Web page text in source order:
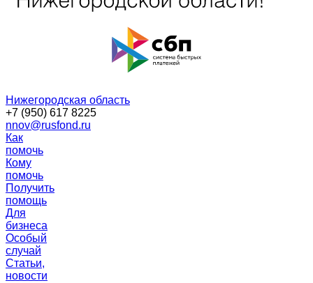
Нижегородская область
+7 (950) 617 8225
nnov@rusfond.ru
Как
помочь
Кому
помочь
Получить
помощь
Для
бизнеса
Особый
случай
Статьи,
новости